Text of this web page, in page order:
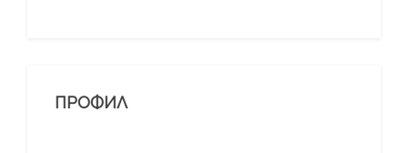
ПРОФИЛ